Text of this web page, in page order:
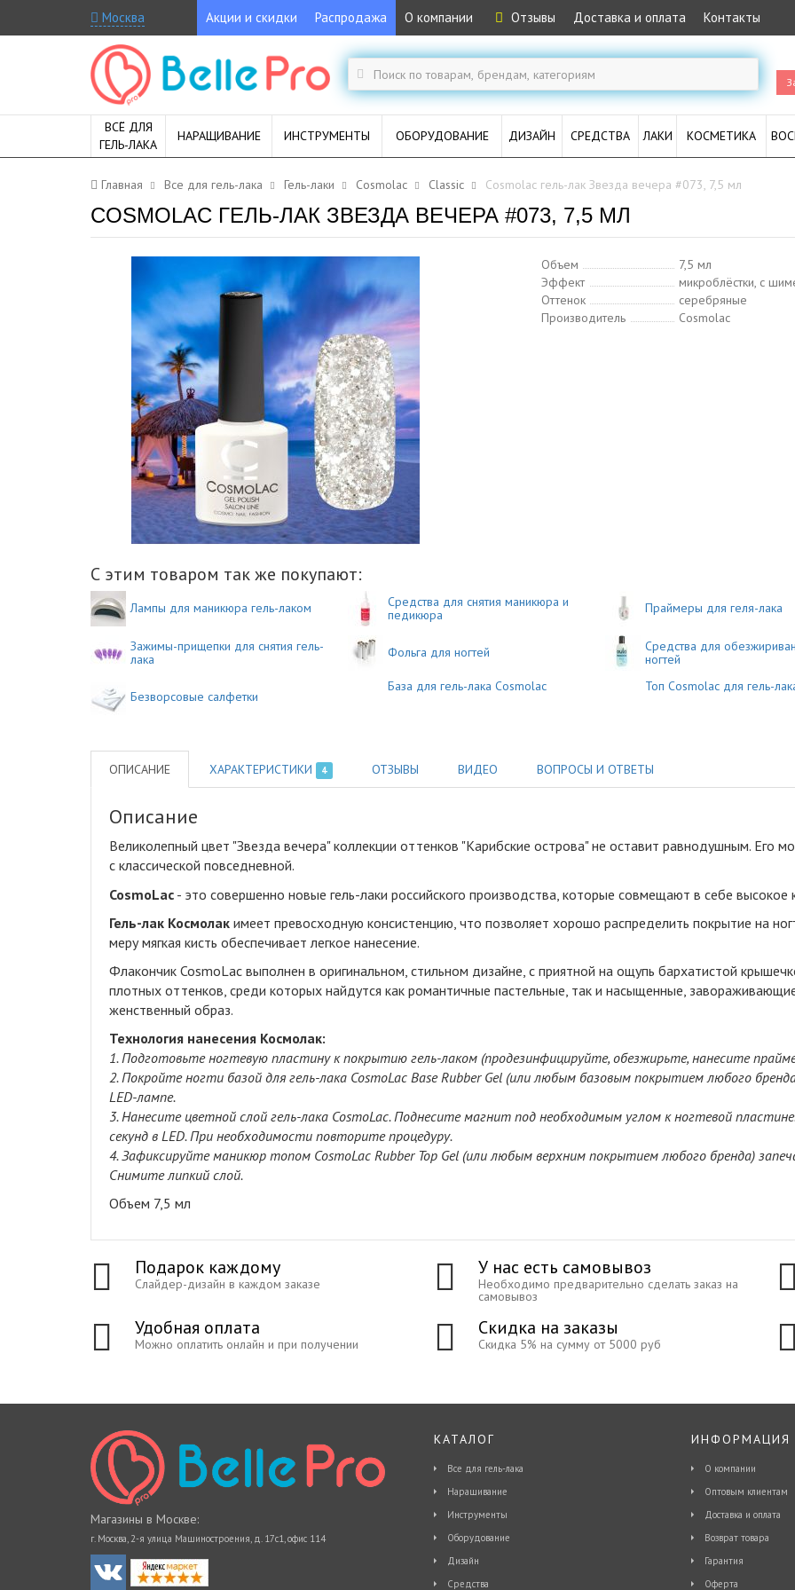
Москва Акции и скидки Распродажа О компании Отзывы Доставка и оплата Контакты
ВСЁ ДЛЯ
ГЕЛЬ-ЛАКА
НАРАЩИВАНИЕ ИНСТРУМЕНТЫ ОБОРУДОВАНИЕ ДИЗАЙН СРЕДСТВА ЛАКИ КОСМЕТИКА
Главная Все для гель-лака Гель-лаки Cosmolac Classic Cosmolac гель-лак Звезда вечера #073, 7,5 мл
COSMOLAC ГЕЛЬ-ЛАК ЗВЕЗДА ВЕЧЕРА #073, 7,5 МЛ
Объем
7,5 мл
Эффект
микроблёстки, с
Оттенок
серебряные
Производитель
Cosmolac
С этим товаром так же покупают:
Лампы для маникюра гель-лаком
Средства для снятия маникюра и
педикюра
Праймеры для геля-лака
Зажимы-прищепки для снятия гель-
лака
Фольга для ногтей
Средства для
ногтей
Безворсовые салфетки
База для гель-лака Cosmolac Топ Cosmolac для гель-
ОПИСАНИЕ ХАРАКТЕРИСТИКИ 4 ОТЗЫВЫ ВИДЕО ВОПРОСЫ И ОТВЕТЫ
Описание
Великолепный цвет "Звезда вечера" коллекции оттенков "Карибские острова" не оставит равнодушным. Его
с классической повседневной.
CosmoLac - это совершенно новые гель-лаки российского производства, которые совмещают в себе высокое
Гель-лак Космолак имеет превосходную консистенцию, что позволяет хорошо распределить покрытие на
меру мягкая кисть обеспечивает легкое нанесение.
Флакончик CosmoLac выполнен в оригинальном, стильном дизайне, с приятной на ощупь бархатистой
плотных оттенков, среди которых найдутся как романтичные пастельные, так и насыщенные,
женственный образ.
Технология нанесения Космолак:
1. Подготовьте ногтевую пластину к покрытию гель-лаком (продезинфицируйте, обезжирьте, нанесите
2. Покройте ногти базой для гель-лака CosmoLac Base Rubber Gel (или любым базовым покрытием любого
LED-лампе.
3. Нанесите цветной слой гель-лака CosmoLac. Поднесите магнит под необходимым углом к ногтевой
секунд в LED. При необходимости повторите процедуру.
4. Зафиксируйте маникюр топом CosmoLac Rubber Top Gel (или любым верхним покрытием любого бренда)
Снимите липкий слой.
Объем 7,5 мл
Подарок каждому
Слайдер-дизайн в каждом заказе
У нас есть самовывоз
Необходимо предварительно сделать заказ на
самовывоз
Удобная оплата
Можно оплатить онлайн и при получении
Скидка на заказы
Скидка 5% на сумму от 5000 руб
Магазины в Москве:
г. Москва, 2-я улица Машиностроения, д. 17с1, офис 114
КАТАЛОГ
Все для гель-лака
Наращивание
Инструменты
Оборудование
Дизайн
Средства
ИНФОРМАЦИЯ
О компании
Оптовым клиентам
Доставка и оплата
Возврат товара
Гарантия
Оферта